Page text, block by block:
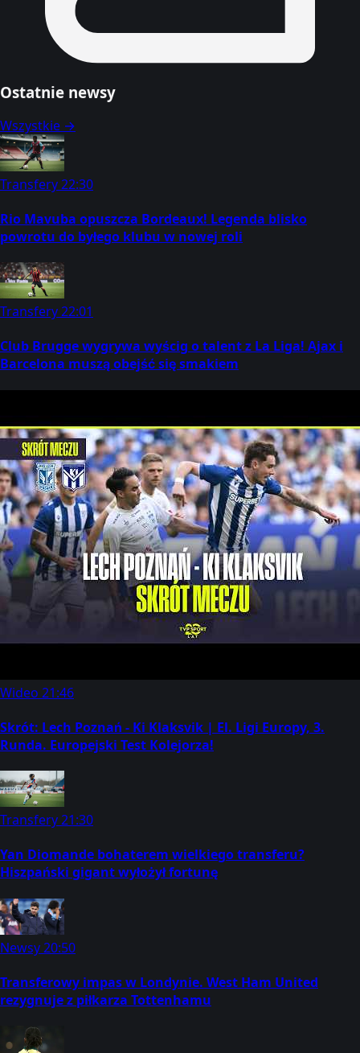
Ostatnie newsy
Wszystkie →
Transfery22:30
Rio Mavuba opuszcza Bordeaux! Legenda blisko
powrotu do byłego klubu w nowej roli
Transfery22:01
Club Brugge wygrywa wyścig o talent z La Liga! Ajax i
Barcelona muszą obejść się smakiem
Wideo 21:46
Skrót: Lech Poznań - Ki Klaksvik | El. Ligi Europy, 3.
Runda. Europejski Test Kolejorza!
Transfery21:30
Yan Diomande bohaterem wielkiego transferu?
Hiszpański gigant wyłożył fortunę
Newsy20:50
Transferowy impas w Londynie. West Ham United
rezygnuje z piłkarza Tottenhamu